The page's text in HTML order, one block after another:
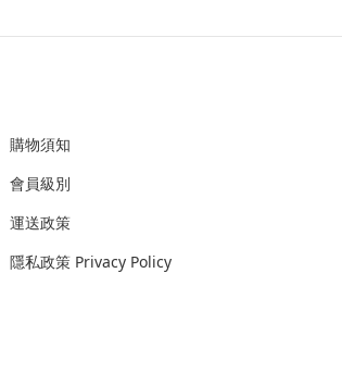
購物須知
會員級別
運送政策
隱私政策 Privacy Policy